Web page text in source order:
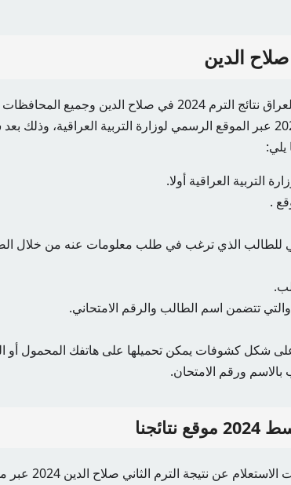
بعد اعلان وزارة التربية في العراق نتائج الترم 2024 في صلاح
الاستفسار عن نتائج الترم 2024 عبر الموقع الرسمي لوزارة التربية
التربية العراقية أولا.
.
للطالب الذي ترغب في طلب معلومات عنه من خلال
والتي تتضمن اسم الطالب والرقم الامتحاني.
ورقم الامتحان.
وبينما نحن